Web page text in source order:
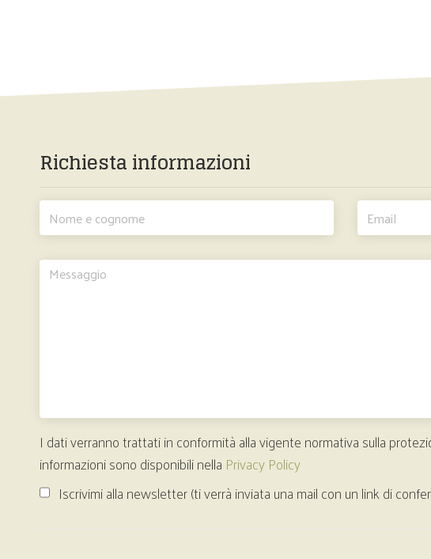
Richiesta informazioni
I dati verranno trattati in conformità alla vigente normativa sulla
informazioni sono disponibili nella Privacy Policy
Iscrivimi alla newsletter (ti verrà inviata una mail con un link di